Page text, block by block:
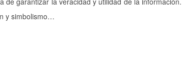
y simbolismo…